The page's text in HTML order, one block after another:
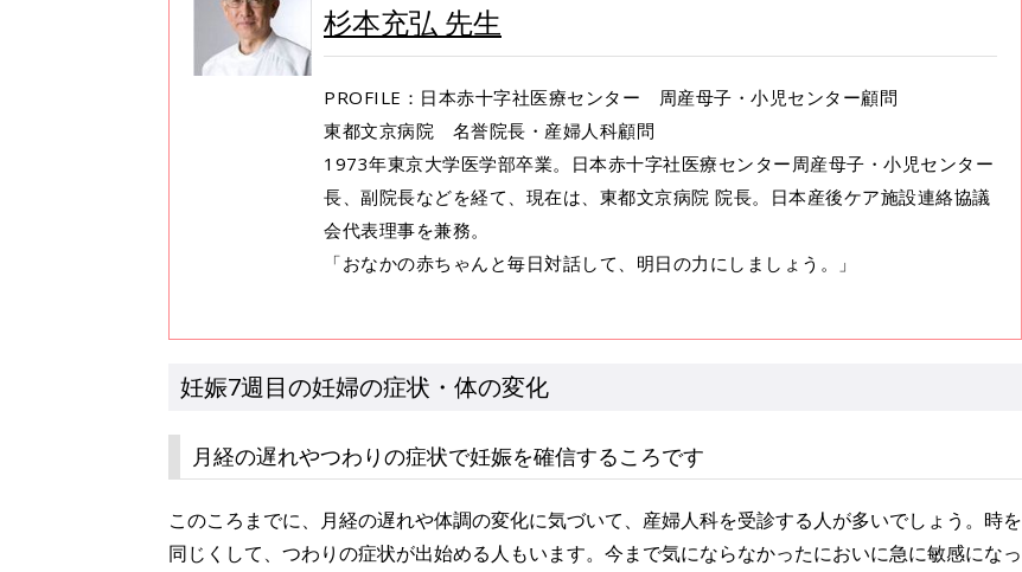
杉本充弘 先生
PROFILE：日本赤十字社医療センター 周産母子・小児センター顧問
東都文京病院 名誉院長・産婦人科顧問
1973年東京大学医学部卒業。日本赤十字社医療センター周産母子・小児センター
長、副院長などを経て、現在は、東都文京病院 院長。日本産後ケア施設連絡協議
会代表理事を兼務。
「おなかの赤ちゃんと毎日対話して、明日の力にしましょう。」
妊娠7週目の妊婦の症状・体の変化
月経の遅れやつわりの症状で妊娠を確信するころです
このころまでに、月経の遅れや体調の変化に気づいて、産婦人科を受診する人が多いでしょう。時を
同じくして、つわりの症状が出始める人もいます。今まで気にならなかったにおいに急に敏感になっ